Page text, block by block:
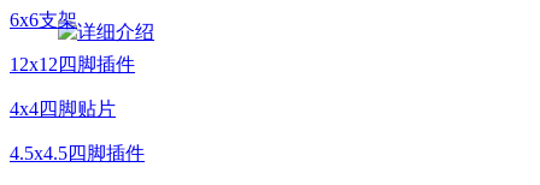
6x6支架
12x12四脚插件
4x4四脚贴片
4.5x4.5四脚插件